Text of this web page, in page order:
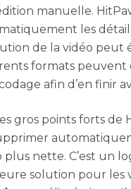
manuelle.
les
de la vidéo peut
formats
afin d’en finir
gros points forts de
plus nette. C’est un
solution pour les